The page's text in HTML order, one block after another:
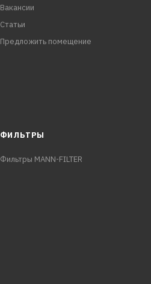
Вакансии
Статьи
Предложить помещение
ФИЛЬТРЫ
Фильтры MANN-FILTER